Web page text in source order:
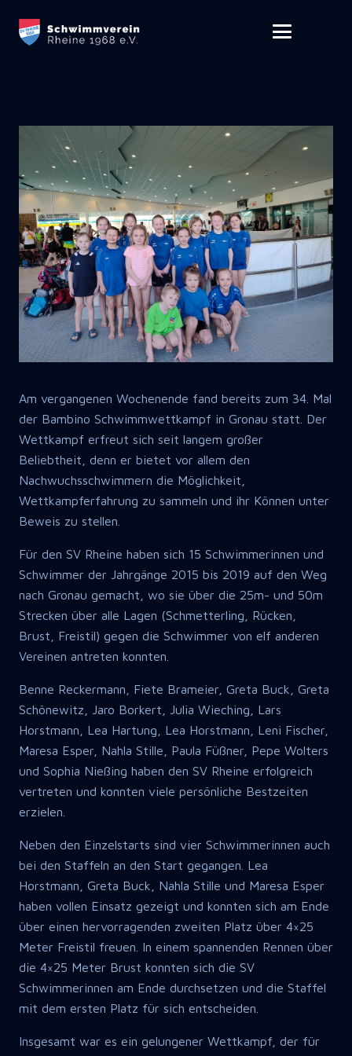
Am vergangenen Wochenende fand bereits zum 34. Mal
der Bambino Schwimmwettkampf in Gronau statt. Der
Wettkampf erfreut sich seit langem großer
Beliebtheit, denn er bietet vor allem den
Nachwuchsschwimmern die Möglichkeit,
Wettkampferfahrung zu sammeln und ihr Können unter
Beweis zu stellen.
Für den SV Rheine haben sich 15 Schwimmerinnen und
Schwimmer der Jahrgänge 2015 bis 2019 auf den Weg
nach Gronau gemacht, wo sie über die 25m- und 50m
Strecken über alle Lagen (Schmetterling, Rücken,
Brust, Freistil) gegen die Schwimmer von elf anderen
Vereinen antreten konnten.
Benne Reckermann, Fiete Brameier, Greta Buck, Greta
Schönewitz, Jaro Borkert, Julia Wieching, Lars
Horstmann, Lea Hartung, Lea Horstmann, Leni Fischer,
Maresa Esper, Nahla Stille, Paula Füßner, Pepe Wolters
und Sophia Nießing haben den SV Rheine erfolgreich
vertreten und konnten viele persönliche Bestzeiten
erzielen.
Neben den Einzelstarts sind vier Schwimmerinnen auch
bei den Staffeln an den Start gegangen. Lea
Horstmann, Greta Buck, Nahla Stille und Maresa Esper
haben vollen Einsatz gezeigt und konnten sich am Ende
über einen hervorragenden zweiten Platz über 4×25
Meter Freistil freuen. In einem spannenden Rennen über
die 4×25 Meter Brust konnten sich die SV
Schwimmerinnen am Ende durchsetzen und die Staffel
mit dem ersten Platz für sich entscheiden.
Insgesamt war es ein gelungener Wettkampf, der für